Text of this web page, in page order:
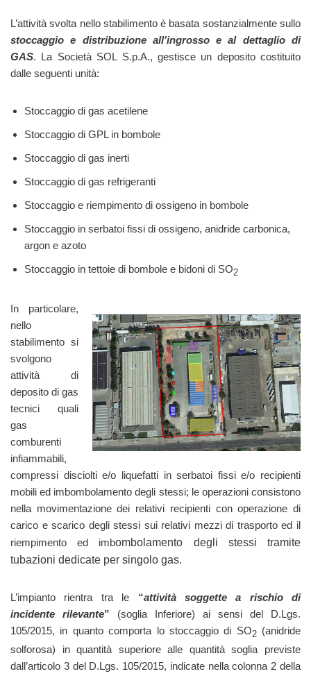
L’attività svolta nello stabilimento è basata sostanzialmente sullo
stoccaggio e distribuzione all’ingrosso e al dettaglio di
GAS. La Società SOL S.p.A., gestisce un deposito costituito
dalle seguenti unità:
Stoccaggio di gas acetilene
Stoccaggio di GPL in bombole
Stoccaggio di gas inerti
Stoccaggio di gas refrigeranti
Stoccaggio e riempimento di ossigeno in bombole
Stoccaggio in serbatoi fissi di ossigeno, anidride carbonica,
argon e azoto
Stoccaggio in tettoie di bombole e bidoni di SO2
In particolare,
nello
stabilimento si
svolgono
attività di
deposito di gas
tecnici quali
gas
comburenti
infiammabili,
compressi disciolti e/o liquefatti in serbatoi fissi e/o recipienti
mobili ed imbombolamento degli stessi; le operazioni consistono
nella movimentazione dei relativi recipienti con operazione di
carico e scarico degli stessi sui relativi mezzi di trasporto ed il
riempimento ed imbombo lamento degli stessi tramite
tubazioni dedicate per singolo gas.
L’impianto rientra tra le “attività soggette a rischio di
incidente rilevante” (soglia Inferiore) ai sensi del D.Lgs.
105/2015, in quanto comporta lo stoccaggio di SO2(anidride
solforosa) in quantità superiore alle quantità soglia previste
dall’articolo 3 del D.Lgs. 105/2015, indicate nella colonna 2 della